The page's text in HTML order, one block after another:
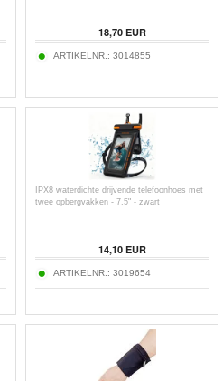
18,70EUR
ARTIKELNR.: 3014855
IPX8 waterdichte drijvende telefoonhoes met
twee opbergvakken - 7.5" - zwart
14,10EUR
ARTIKELNR.: 3019654